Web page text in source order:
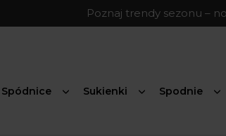
Poznaj trendy sezonu –
Spódnice Sukienki Spodnie